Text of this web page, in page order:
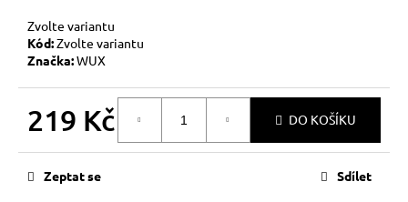
Zvolte variantu
Kód:Zvolte variantu
Značka:WUX
219 Kč DO KOŠÍKU
Zeptat se Sdílet